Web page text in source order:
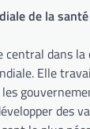
de la
central dans
Elle
des